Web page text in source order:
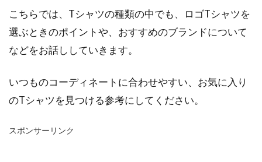
こちらでは、Tシャツの種類の中でも、ロゴTシャツを
選ぶときのポイントや、おすすめのブランドについて
などをお話ししていきます。
いつものコーディネートに合わせやすい、お気に入り
のTシャツを見つける参考にしてください。
スポンサーリンク